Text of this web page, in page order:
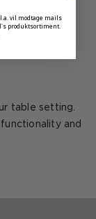
table setting.
and
vil modtage mails
produktsortiment.